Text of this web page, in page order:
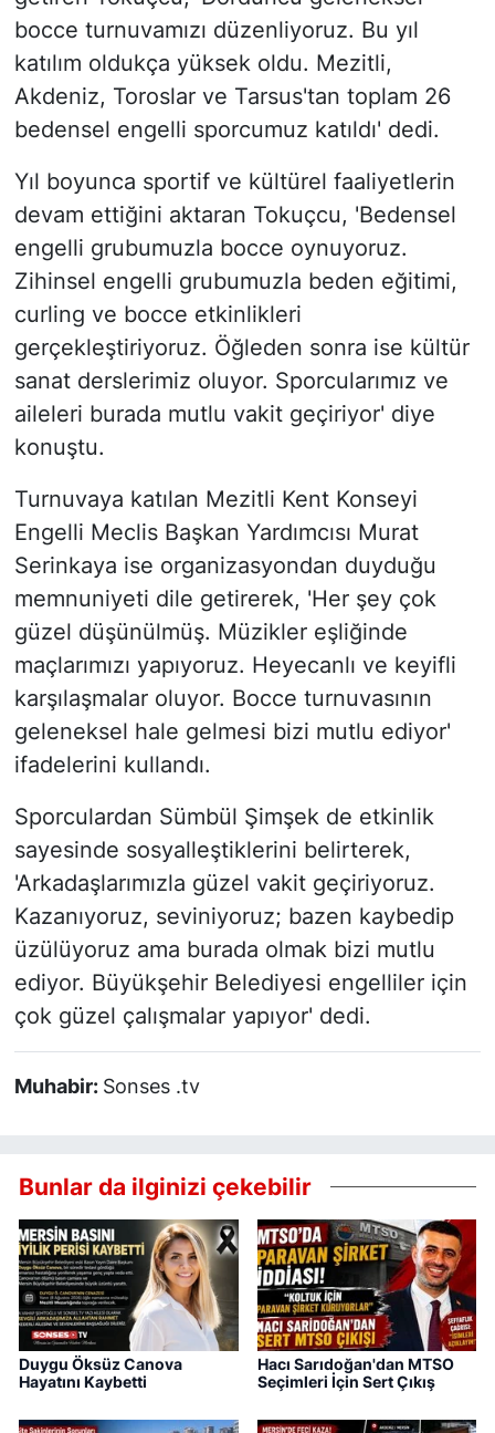
bocce turnuvamızı düzenliyoruz. Bu yıl
katılım oldukça yüksek oldu. Mezitli,
Akdeniz, Toroslar ve Tarsus'tan toplam 26
bedensel engelli sporcumuz katıldı' dedi.
Yıl boyunca sportif ve kültürel faaliyetlerin
devam ettiğini aktaran Tokuçcu, 'Bedensel
engelli grubumuzla bocce oynuyoruz.
Zihinsel engelli grubumuzla beden eğitimi,
curling ve bocce etkinlikleri
gerçekleştiriyoruz. Öğleden sonra ise kültür
sanat derslerimiz oluyor. Sporcularımız ve
aileleri burada mutlu vakit geçiriyor' diye
konuştu.
Turnuvaya katılan Mezitli Kent Konseyi
Engelli Meclis Başkan Yardımcısı Murat
Serinkaya ise organizasyondan duyduğu
memnuniyeti dile getirerek, 'Her şey çok
güzel düşünülmüş. Müzikler eşliğinde
maçlarımızı yapıyoruz. Heyecanlı ve keyifli
karşılaşmalar oluyor. Bocce turnuvasının
geleneksel hale gelmesi bizi mutlu ediyor'
ifadelerini kullandı.
Sporculardan Sümbül Şimşek de etkinlik
sayesinde sosyalleştiklerini belirterek,
'Arkadaşlarımızla güzel vakit geçiriyoruz.
Kazanıyoruz, seviniyoruz; bazen kaybedip
üzülüyoruz ama burada olmak bizi mutlu
ediyor. Büyükşehir Belediyesi engelliler için
çok güzel çalışmalar yapıyor' dedi.
Muhabir: Sonses .tv
Bunlar da ilginizi çekebilir
Duygu Öksüz Canova
Hayatını Kaybetti
Hacı Sarıdoğan'dan MTSO
Seçimleri İçin Sert Çıkış